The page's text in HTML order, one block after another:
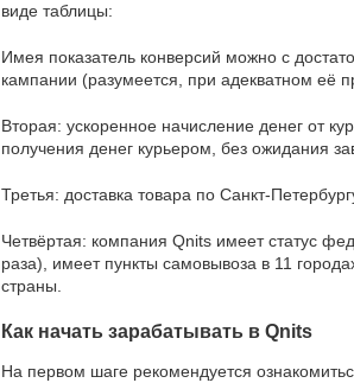
виде таблицы:
Имея показатель конверсий можно с
кампании (разумеется, при адекватном её
Вторая: ускоренное начисление денег от
получения денег курьером, без ожидания
Третья: доставка товара по Санкт-
Четвёртая: компания Qnits имеет статус
раза), имеет пункты самовывоза в 11
страны.
Как начать зарабатывать в Qnits
На первом шаге рекомендуется